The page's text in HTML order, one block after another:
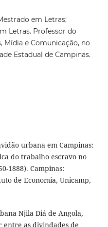
em Letras;
Letras. Professor do
e Comunicação, no
Estadual de Campinas.
urbana em Campinas:
do trabalho escravo no
1888). Campinas:
de Economia, Unicamp,
Njila Diá de Angola,
entre as divindades de